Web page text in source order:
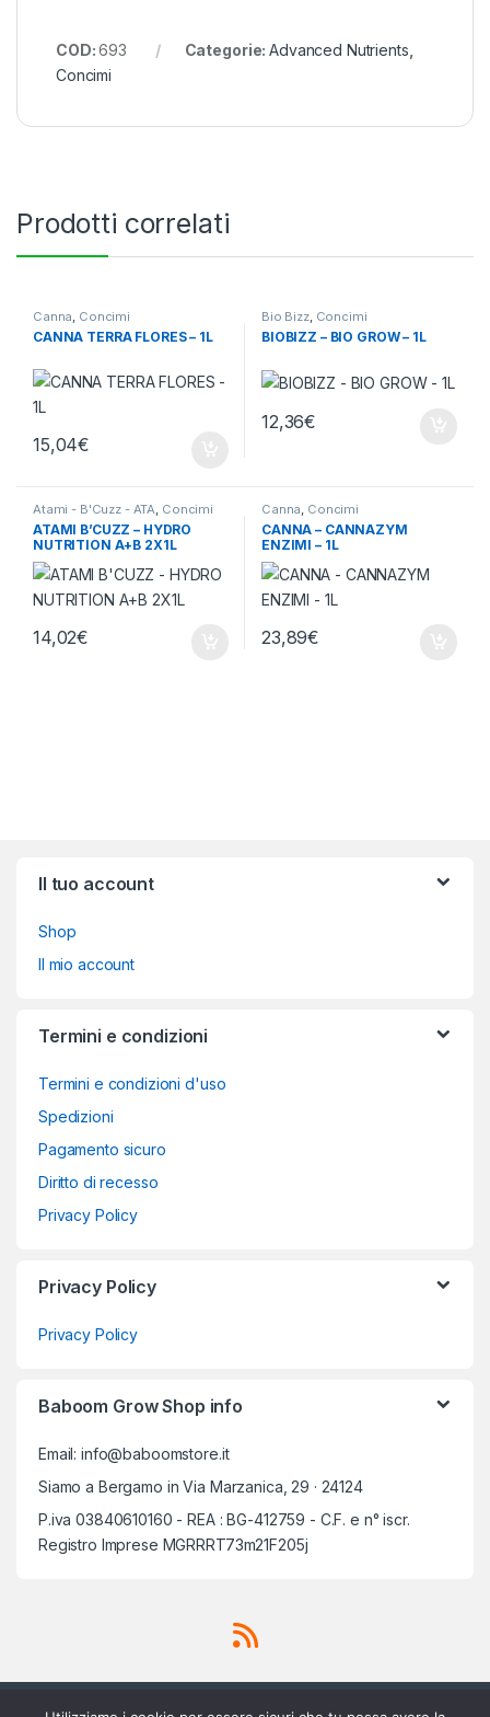
COD:693 Categorie:Advanced Nutrients
Concimi
Prodotti correlati
Canna, Concimi
CANNA TERRA FLORES – 1L
15,04€
Bio Bizz, Concimi
BIOBIZZ – BIO GROW – 1L
12,36€
Atami - B'Cuzz - ATA Concimi
ATAMI B’CUZZ – HYDRO
NUTRITION A+B 2X1L
14,02€
Canna Concimi
CANNA – CANNAZYM
ENZIMI – 1L
23,89€
Il tuo account
Shop
Il mio account
Termini e condizioni
Termini e condizioni d'uso
Spedizioni
Pagamento sicuro
Diritto di recesso
Privacy Policy
Privacy Policy
Privacy Policy
Baboom Grow Shop info
Email: info@baboomstore.it
Siamo a Bergamo in Via Marzanica, 29 · 24124
P.iva 03840610160 - REA : BG-412759 - C.F. e n° iscr.
Registro Imprese MGRRRT73m21F205j